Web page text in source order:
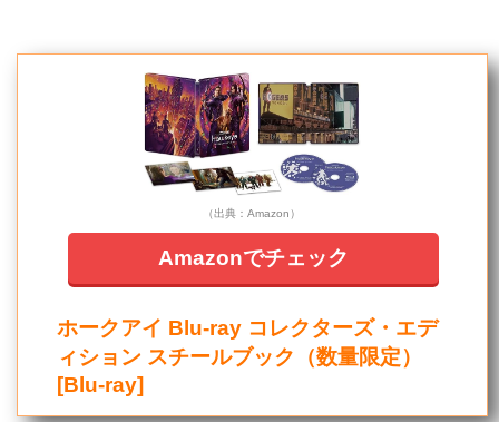
（出典：Amazon）
Amazonでチェック
ホークアイ Blu-ray コレクターズ・エデ
ィション スチールブック（数量限定）
[Blu-ray]